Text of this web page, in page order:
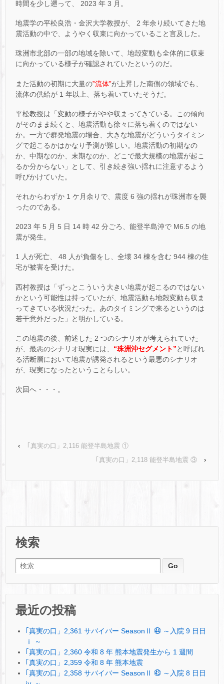
時間を少し遡って、 2023 年 3 月。
地震学の平松良浩・金沢大学教授が、 2 年余り続いてきた地
震活動の中で、ようやく収束に向かっていること言及した。
珠洲市北部の一部の地域を除いて、地殻変動も全体的に収束
に向かっている様子が確認されていたというのだ。
また活動の初期に大量の‟流体”が上昇した南側の領域でも、
流体の供給が 1 年以上、落ち着いていたそうだ。
平松教授は「変動の様子がやや収まってきている。この傾向
がそのまま続くと、地震活動も徐々に落ち着くのではない
か。一方で群発地震の場合、大きな地震がどういうタイミン
グで起こるかはかなり予測が難しい。地震活動の初期なの
か、中期なのか、末期なのか、どこで最大規模の地震が起こ
るか分からない」として、引き続き強い揺れに注意するよう
呼びかけていた。
それからわずか 1 ケ月余りで、震度 6 強の揺れが珠洲市を襲
ったのである。
2023 年 5 月 5 日 14 時 42 分ごろ、能登半島沖で M6.5 の地
震が発生。
1 人が死亡、 48 人が負傷をし、全壊 34 棟を含む 944 棟の住
宅が被害を受けた。
西村教授は「ずっとこういう大きい地震が起こるのではない
かという可能性は持っていたが、地震活動も地殻変動も収ま
ってきている状況だった。あのタイミングで来るというのは
若干意外だった」と明かしている。
この地震の後、前述した 2 つのシナリオが考えられていた
が、最悪のシナリオ現実には、 “珠洲沖セグメント”と呼ばれ
る活断層において地震が誘発されるという最悪のシナリオ
が、現実になったということらしい。
次回へ・・・。
‹
｢真実の口」2,116 能登半島地震 ①
｢真実の口」2,118 能登半島地震 ③
›
検索
検索:
最近の投稿
｢真実の口」2,361 サバイバー SeasonⅡ ㊹ ～入院 9 日日
ⅰ ～
｢真実の口」2,360 令和 8 年 熊本地震発生から 1 週間
｢真実の口」2,359 令和 8 年 熊本地震
｢真実の口」2,358 サバイバー SeasonⅡ ㊸ ～入院 8 日日